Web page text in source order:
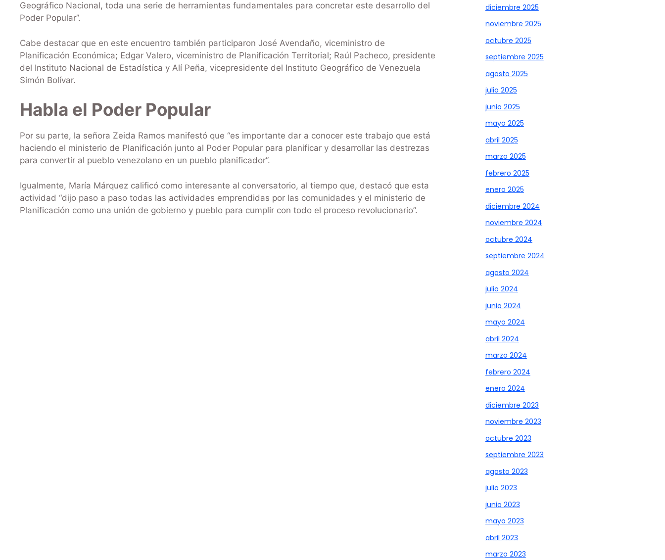
Geográfico Nacional, toda una serie de herramientas fundamentales para concretar este desarrollo del
Poder Popular”.
Cabe destacar que en este encuentro también participaron José Avendaño, viceministro de
Planificación Económica; Edgar Valero, viceministro de Planificación Territorial; Raúl Pacheco, presidente
del Instituto Nacional de Estadística y Alí Peña, vicepresidente del Instituto Geográfico de Venezuela
Simón Bolívar.
Habla el Poder Popular
Por su parte, la señora Zeida Ramos manifestó que “es importante dar a conocer este trabajo que está
haciendo el ministerio de Planificación junto al Poder Popular para planificar y desarrollar las destrezas
para convertir al pueblo venezolano en un pueblo planificador”.
Igualmente, María Márquez calificó como interesante al conversatorio, al tiempo que, destacó que esta
actividad “dijo paso a paso todas las actividades emprendidas por las comunidades y el ministerio de
Planificación como una unión de gobierno y pueblo para cumplir con todo el proceso revolucionario”.
diciembre 2025
noviembre 2025
octubre 2025
septiembre 2025
agosto 2025
julio 2025
junio 2025
mayo 2025
abril 2025
marzo 2025
febrero 2025
enero 2025
diciembre 2024
noviembre 2024
octubre 2024
septiembre 2024
agosto 2024
julio 2024
junio 2024
mayo 2024
abril 2024
marzo 2024
febrero 2024
enero 2024
diciembre 2023
noviembre 2023
octubre 2023
septiembre 2023
agosto 2023
julio 2023
junio 2023
mayo 2023
abril 2023
marzo 2023